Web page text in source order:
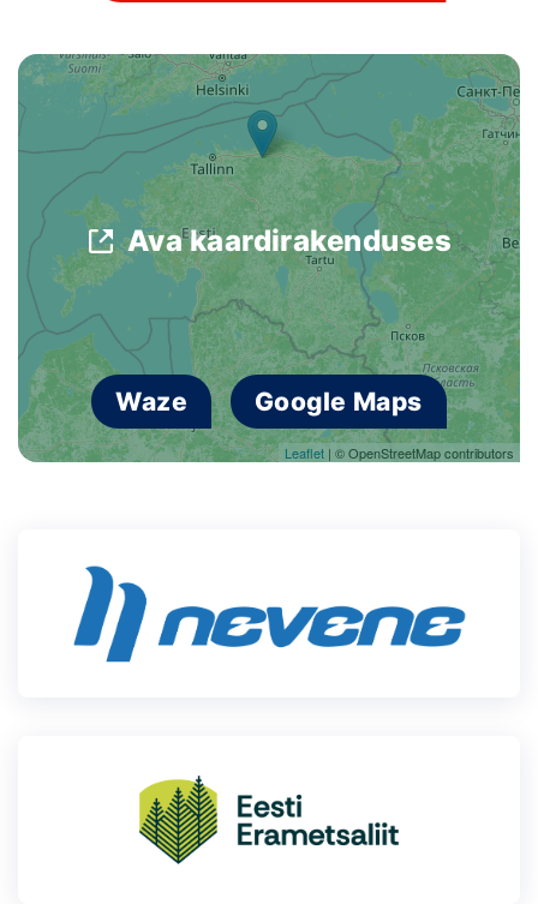
Koolitused
OTSI
Leaflet | © OpenStreetMap contributors
Ava kaardirakenduses
Waze Google Maps